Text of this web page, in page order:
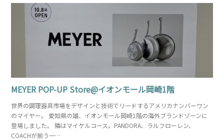
MEYER POP-UP Store@イオンモール岡崎1階
世界の調理器具市場をデザインと技術でリードするアメリカナンバーワン
のマイヤー。 愛知県の雄、イオンモール岡崎1階の海外ブランドゾーンに
登場しました。 隣はマイケルコース。PANDORA、ラルフローレン、
COACHが揃う一…